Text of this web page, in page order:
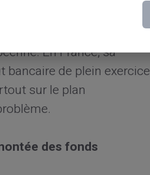
, est agréée par la Banque
En France, sa
bancaire de plein exercice
sur le plan
des fonds